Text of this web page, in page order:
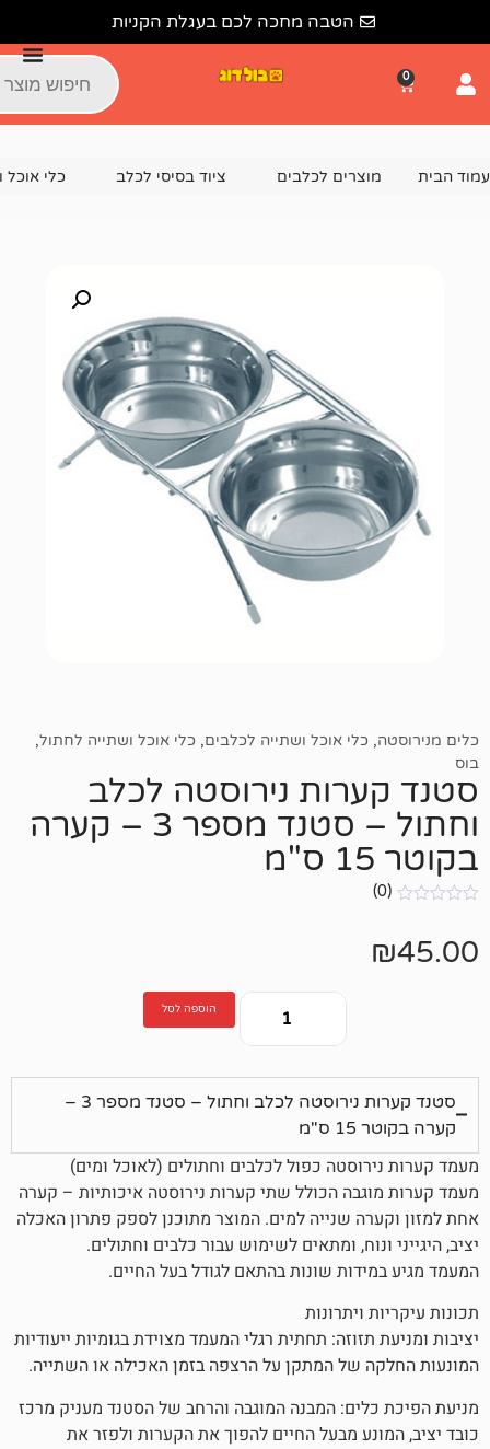
הטבה מחכה לכם בעגלת הקניות
לכלבים ציוד בסיסי לכלב כלי אוכל ושתייה לכלבים
כלי אוכל ושתייה לכלבים,כלי אוכל ושתייה לחתול,
נירוסטה לכלב
וחתול – סטנד מספר 3 – קערה
הוספה לסל
סטנד קערות נירוסטה לכלב וחתול – סטנד מספר 3 –
כפול לכלבים וחתולים (לאוכל ומים)
הכולל שתי קערות נירוסטה איכותיות – קערה
שנייה למים. המוצר מתוכנן לספק פתרון האכלה
ומתאים לשימוש עבור כלבים וחתולים.
שונות בהתאם לגודל בעל החיים.
תחתית רגלי המעמד מצוידת בגומיות ייעודיות
של המתקן על הרצפה בזמן האכילה או השתייה.
המבנה המוגבה והרחב של הסטנד מעניק מרכז
מבעל החיים להפוך את הקערות ולפזר את